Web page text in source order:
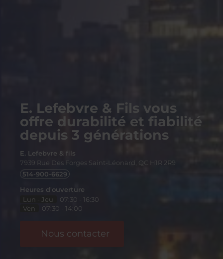
E. Lefebvre & Fils vous
offre durabilité et fiabilité
depuis 3 générations
E. Lefebvre & fils
7939 Rue Des Forges Saint-Léonard, QC H1R 2R9
514-900-6629
Heures d'ouverture
Lun - Jeu
07:30 - 16:30
Ven
07:30 - 14:00
Nous contacter